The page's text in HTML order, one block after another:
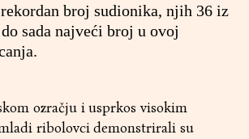
broj sudionika, njih 36 iz
sada najveći broj u ovoj
ozračju i usprkos visokim
ribolovci demonstrirali su